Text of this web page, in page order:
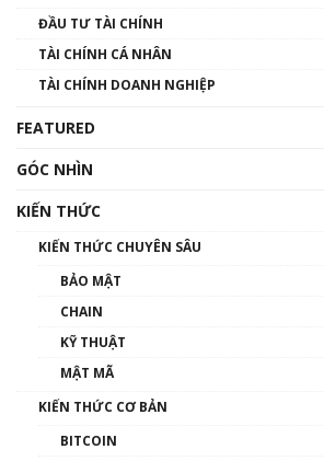
00:02:14
Nhìn lại năm 2022: Những
đến hệ sinh thái tiền mã
00:43:47
ĐẦU TƯ TÀI CHÍNH
TÀI CHÍNH CÁ NHÂN
TÀI CHÍNH DOANH NGHIỆP
FEATURED
GÓC NHÌN
KIẾN THỨC
KIẾN THỨC CHUYÊN SÂU
BẢO MẬT
CHAIN
KỸ THUẬT
MẬT MÃ
KIẾN THỨC CƠ BẢN
BITCOIN